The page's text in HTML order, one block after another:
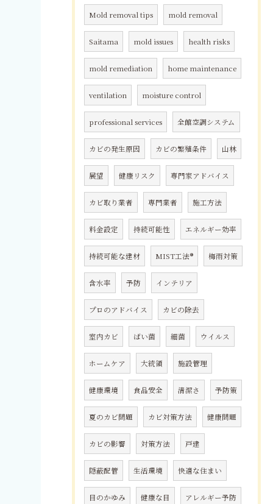
Mold removal tips mold removal
Saitama mold issues health risks
mold remediation home maintenance
ventilation moisture control
professional services 全館空調システム
カビの発生原因 カビの繁殖条件 山林
展望 健康リスク 専門家アドバイス
カビ取り業者 専門業者 施工方法
料金設定 持続可能性 エネルギー効率
持続可能な建材 MIST工法® 梅雨対策
含水率 予防 インテリア
プロのアドバイス カビの除去
室内カビ ばい菌 細菌 ウイルス
ホームケア 大統領 施設管理
健康環境 食品安全 清潔さ 予防策
夏のカビ問題 カビ対策方法 健康問題
カビの影響 対策方法 戸建
隠蔽配管 生活環境 快適な住まい
目のかゆみ 健康な目 アレルギー予防